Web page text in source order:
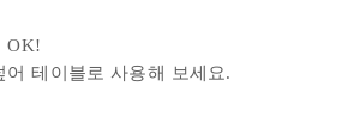
OK!
테이블로 사용해 보세요.